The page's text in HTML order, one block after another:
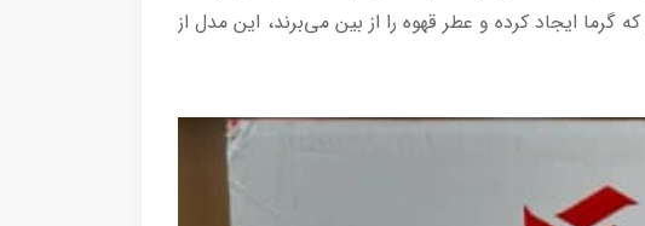
ایجاد کرده و عطر قهوه را از بین می‌برند، این مدل از